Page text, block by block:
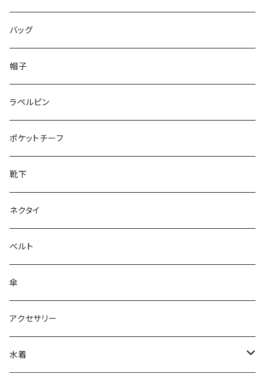
50/XL～
48/L
50/XL～
46/M
48/L
50/XL～
～25.5cm
26cm～
27cm～
28cm～
バッグ
帽子
ラペルピン
ポケットチーフ
靴下
ネクタイ
ベルト
傘
アクセサリー
水着